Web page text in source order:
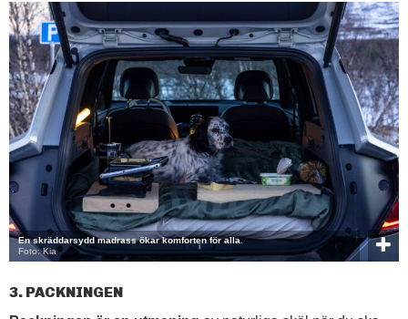
En skräddarsydd madrass ökar komforten för alla.
Foto: Kia
3. PACKNINGEN